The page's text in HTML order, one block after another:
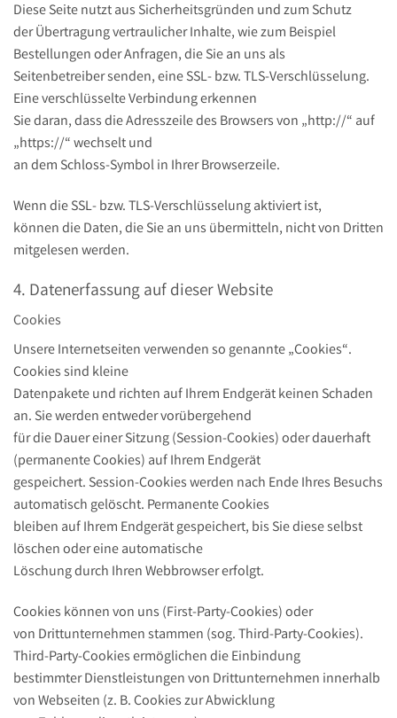
Diese Seite nutzt aus Sicherheitsgründen und zum Schutz
der Übertragung vertraulicher Inhalte, wie zum Beispiel
Bestellungen oder Anfragen, die Sie an uns als
Seitenbetreiber senden, eine SSL- bzw. TLS-Verschlüsselung.
Eine verschlüsselte Verbindung erkennen
Sie daran, dass die Adresszeile des Browsers von „http://“ auf
„https://“ wechselt und
an dem Schloss-Symbol in Ihrer Browserzeile.
Wenn die SSL- bzw. TLS-Verschlüsselung aktiviert ist,
können die Daten, die Sie an uns übermitteln, nicht von Dritten
mitgelesen werden.
4. Datenerfassung auf dieser Website
Cookies
Unsere Internetseiten verwenden so genannte „Cookies“.
Cookies sind kleine
Datenpakete und richten auf Ihrem Endgerät keinen Schaden
an. Sie werden entweder vorübergehend
für die Dauer einer Sitzung (Session-Cookies) oder dauerhaft
(permanente Cookies) auf Ihrem Endgerät
gespeichert. Session-Cookies werden nach Ende Ihres Besuchs
automatisch gelöscht. Permanente Cookies
bleiben auf Ihrem Endgerät gespeichert, bis Sie diese selbst
löschen oder eine automatische
Löschung durch Ihren Webbrowser erfolgt.
Cookies können von uns (First-Party-Cookies) oder
von Drittunternehmen stammen (sog. Third-Party-Cookies).
Third-Party-Cookies ermöglichen die Einbindung
bestimmter Dienstleistungen von Drittunternehmen innerhalb
von Webseiten (z. B. Cookies zur Abwicklung